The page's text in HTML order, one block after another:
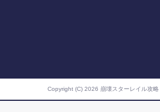
Copyright (C) 2026 崩壊スターレイル攻略